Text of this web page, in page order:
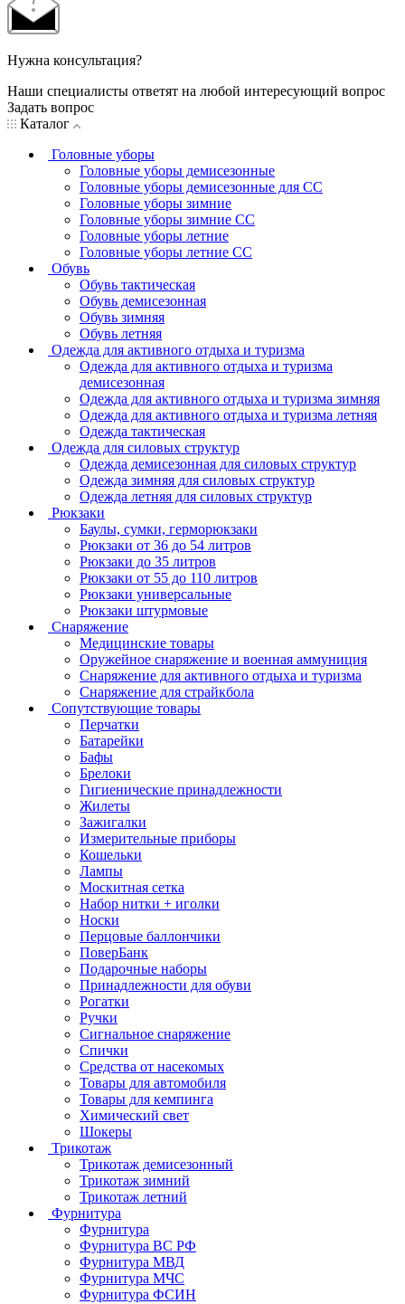
Нужна консультация?
Наши специалисты ответят на любой интересующий вопрос
Задать вопрос
Каталог
Головные уборы
Головные уборы демисезонные
Головные уборы демисезонные для СС
Головные уборы зимние
Головные уборы зимние СС
Головные уборы летние
Головные уборы летние СС
Обувь
Обувь тактическая
Обувь демисезонная
Обувь зимняя
Обувь летняя
Одежда для активного отдыха и туризма
Одежда для активного отдыха и туризма
демисезонная
Одежда для активного отдыха и туризма зимняя
Одежда для активного отдыха и туризма летняя
Одежда тактическая
Одежда для силовых структур
Одежда демисезонная для силовых структур
Одежда зимняя для силовых структур
Одежда летняя для силовых структур
Рюкзаки
Баулы, сумки, герморюкзаки
Рюкзаки от 36 до 54 литров
Рюкзаки до 35 литров
Рюкзаки от 55 до 110 литров
Рюкзаки универсальные
Рюкзаки штурмовые
Снаряжение
Медицинские товары
Оружейное снаряжение и военная аммуниция
Снаряжение для активного отдыха и туризма
Снаряжение для страйкбола
Сопутствующие товары
Перчатки
Батарейки
Бафы
Брелоки
Гигиенические принадлежности
Жилеты
Зажигалки
Измерительные приборы
Кошельки
Лампы
Москитная сетка
Набор нитки + иголки
Носки
Перцовые баллончики
ПоверБанк
Подарочные наборы
Принадлежности для обуви
Рогатки
Ручки
Сигнальное снаряжение
Спички
Средства от насекомых
Товары для автомобиля
Товары для кемпинга
Химический свет
Шокеры
Трикотаж
Трикотаж демисезонный
Трикотаж зимний
Трикотаж летний
Фурнитура
Фурнитура
Фурнитура ВС РФ
Фурнитура МВД
Фурнитура МЧС
Фурнитура ФСИН